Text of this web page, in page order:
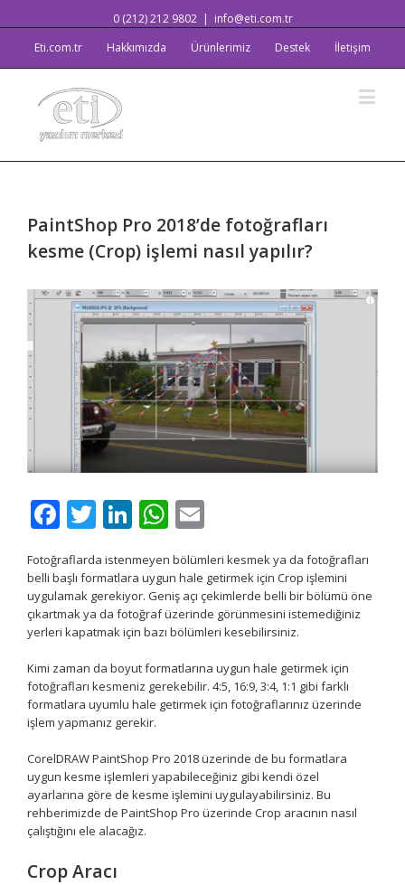
0 (212) 212 9802 | info@eti.com.tr
Eti.com.tr
Hakkımızda Ürünlerimiz Destek İletişim
PaintShop Pro 2018’de fotoğrafları
kesme (Crop) işlemi nasıl yapılır?
View
Larger
Facebook
Twitter
LinkedIn
WhatsApp
Fotoğraflarda istenmeyen bölümleri kesmek ya da fotoğrafları
belli başlı formatlara uygun hale getirmek için Crop işlemini
uygulamak gerekiyor. Geniş açı çekimlerde belli bir bölümü öne
çıkartmak ya da fotoğraf üzerinde görünmesini istemediğiniz
yerleri kapatmak için bazı bölümleri kesebilirsiniz.
Kimi zaman da boyut formatlarına uygun hale getirmek için
fotoğrafları kesmeniz gerekebilir. 4:5, 16:9, 3:4, 1:1 gibi farklı
formatlara uyumlu hale getirmek için fotoğraflarınız üzerinde
işlem yapmanız gerekir.
CorelDRAW PaintShop Pro 2018 üzerinde de bu formatlara
uygun kesme işlemleri yapabileceğiniz gibi kendi özel
ayarlarına göre de kesme işlemini uygulayabilirsiniz. Bu
rehberimizde de PaintShop Pro üzerinde Crop aracının nasıl
çalıştığını ele alacağız.
Crop Aracı